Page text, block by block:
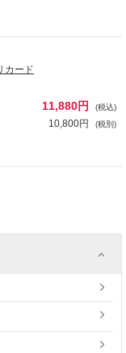
カード
11,880円 (税込)
10,800円 (税別)